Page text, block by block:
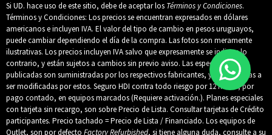
Si UD. hace uso de este sitio, debe de aceptar los Términos y Condiciones.
Términos y Condiciones: Los precios se encuentran expresados en dólares
americanos e incluyen IVA. El valor del tipo de cambio en pesos uruguayos,
puede cambiar dependiendo el día de la compra. Las fotos son meramente
ilustrativas. Los precios incluyen IVA salvo que expresamente se indique lo
contrario, y están sujetos a cambios sin previo aviso. Las especificaciones
publicadas son suministradas por los respectivos fabricantes, y están sujetas a
ser modificadas por estos. Seguro HDI contra todo riesgo por 12 meses, por
pago contado, en equipos marcados (Requiere activación.). Planes especiales
con tarjeta sin recargo, son sobre Precio de Lista. Consultar tarjetas de Crédito
participantes. Precio tachado = Precio de Lista / Financiado. Los equipos de
Outlet, son por defecto Factory Refurbished, si tiene alguna duda, consulte a su